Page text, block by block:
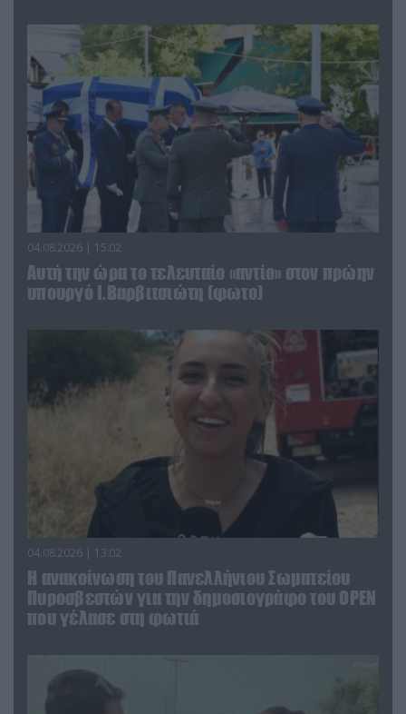
04.08.2026 | 15:02
Αυτή την ώρα το τελευταίο «αντίο» στον πρώην
υπουργό Ι.Βαρβιτσιώτη (φωτο)
04.08.2026 | 13:02
Η ανακοίνωση του Πανελλήνιου Σωματείου
Πυροσβεστών για την δημοσιογράφο του OPEN
που γέλασε στη φωτιά